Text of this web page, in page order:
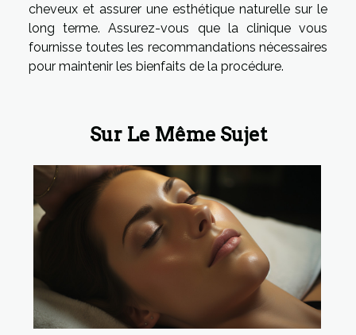
cheveux et assurer une esthétique naturelle sur le
long terme. Assurez-vous que la clinique vous
fournisse toutes les recommandations nécessaires
pour maintenir les bienfaits de la procédure.
Sur Le Même Sujet